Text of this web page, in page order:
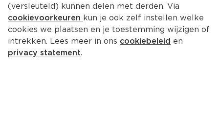
Grand'Italia Tortellini pasta met
kaas
(versleuteld) kunnen delen met derden. Via
cookievoorkeuren kun je ook zelf instellen welke
cookies we plaatsen en je toestemming wijzigen of
intrekken. Lees meer in ons cookiebeleid en
privacy statement.